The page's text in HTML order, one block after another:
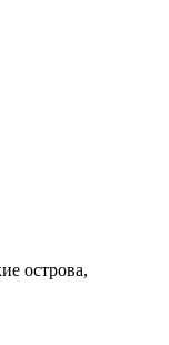
острова,